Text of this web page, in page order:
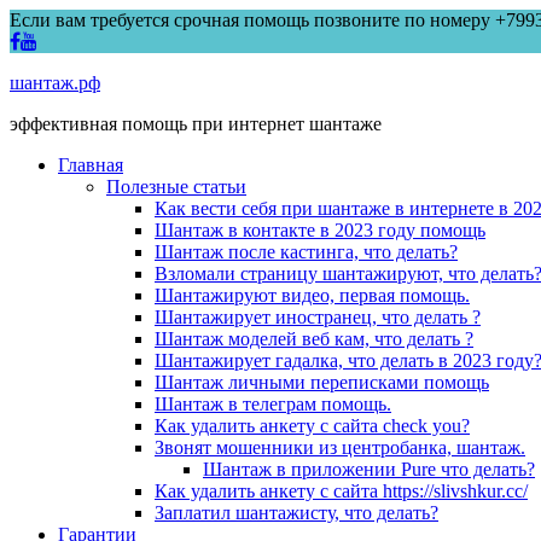
Если вам требуется срочная помощь позвоните по номеру
шантаж.рф
эффективная помощь при интернет шантаже
Главная
Полезные статьи
Как вести себя при шантаже в интернете в
Шантаж в контакте в 2023 году помощь
Шантаж после кастинга, что делать?
Взломали страницу шантажируют, что делать?
Шантажируют видео, первая помощь.
Шантажирует иностранец, что делать ?
Шантаж моделей веб кам, что делать ?
Шантажирует гадалка, что делать в 2023 году?
Шантаж личными переписками помощь
Шантаж в телеграм помощь.
Как удалить анкету с сайта check you?
Звонят мошенники из центробанка, шантаж.
Шантаж в приложении Pure что делать?
Как удалить анкету с сайта https://slivshkur.cc/
Заплатил шантажисту, что делать?
Гарантии